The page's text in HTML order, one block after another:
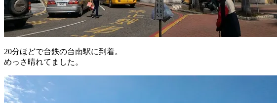
20分ほどで台鉄の台南駅に到着。
めっさ晴れてました。